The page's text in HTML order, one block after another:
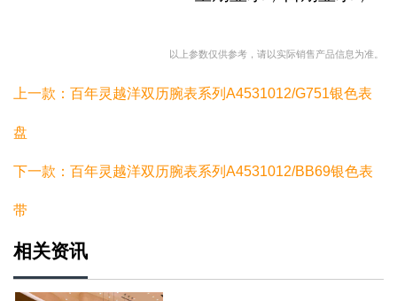
以上参数仅供参考，请以实际销售产品信息为准。
上一款：百年灵越洋双历腕表系列A4531012/G751银色表
盘
下一款：百年灵越洋双历腕表系列A4531012/BB69银色表
带
相关资讯